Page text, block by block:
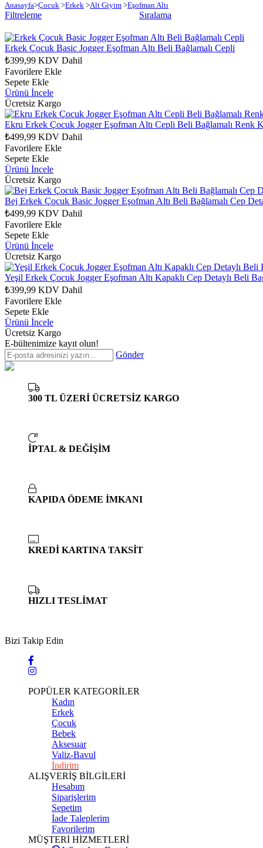
Anasayfa>Çocuk >Erkek >Alt Giyim >Eşofman Altı
Filtreleme Sıralama
Erkek Çocuk Basic Jogger Eşofman Altı Beli Bağlamalı Cepli
₺399,99 KDV Dahil
Favorilere Ekle
Sepete Ekle
Ürünü İncele
Ücretsiz Kargo
Ekru Erkek Çocuk Jogger Eşofman Altı Cepli Beli Bağlamalı Renk
₺499,99 KDV Dahil
Favorilere Ekle
Sepete Ekle
Ürünü İncele
Ücretsiz Kargo
Bej Erkek Çocuk Basic Jogger Eşofman Altı Beli Bağlamalı Cep
₺499,99 KDV Dahil
Favorilere Ekle
Sepete Ekle
Ürünü İncele
Ücretsiz Kargo
Yeşil Erkek Çocuk Jogger Eşofman Altı Kapaklı Cep Detaylı Beli
₺399,99 KDV Dahil
Favorilere Ekle
Sepete Ekle
Ürünü İncele
Ücretsiz Kargo
E-bültenimize kayıt olun!
Gönder
300 TL ÜZERİ ÜCRETSİZ KARGO
İPTAL & DEĞİŞİM
KAPIDA ÖDEME İMKANI
KREDİ KARTINA TAKSİT
HIZLI TESLİMAT
Bizi Takip Edin
POPÜLER KATEGORİLER
Kadın
Erkek
Çocuk
Bebek
Aksesuar
Valiz-Bavul
İndirim
ALIŞVERİŞ BİLGİLERİ
Hesabım
Siparişlerim
Sepetim
İade Taleplerim
Favorilerim
MÜŞTERİ HİZMETLERİ